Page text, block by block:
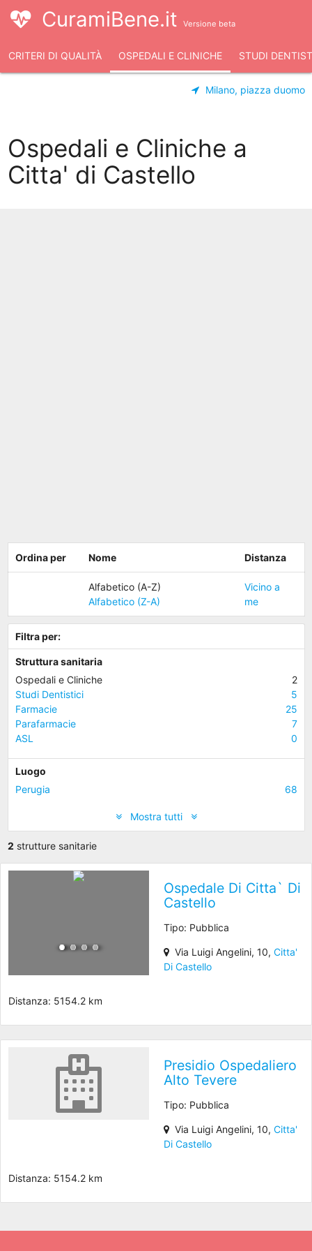
CuramiBene.it Versione beta
CRITERI DI QUALITÀ OSPEDALI E CLINICHE STUDI
Milano, piazza duomo
Ospedali e Cliniche a
Citta' di Castello
Ordina per Nome Distanza
Alfabetico (A-Z)
Alfabetico (Z-A)
Vicino a
me
Filtra per:
Struttura sanitaria
Ospedali e Cliniche
2
Studi Dentistici
5
Farmacie
25
Parafarmacie
7
ASL
0
Luogo
Perugia
68
Mostra tutti
2 strutture sanitarie
Ospedale Di Citta` Di
Castello
Tipo: Pubblica
Via Luigi Angelini, 10, Citta'
Di Castello
Distanza: 5154.2 km
Presidio Ospedaliero
Alto Tevere
Tipo: Pubblica
Via Luigi Angelini, 10, Citta'
Di Castello
Distanza: 5154.2 km